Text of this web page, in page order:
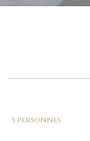
5 personnes